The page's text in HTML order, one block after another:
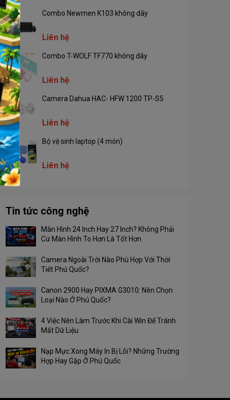
Combo Newmen K103 không dây
Liên hệ
Combo T-WOLF TF770 không dây
Liên hệ
Camera Dahua HAC- HFW 1200 TP-S5
Liên hệ
Bộ vệ sinh laptop (4 món)
Liên hệ
Tin tức công nghệ
Màn Hình 24 Inch Hay 27 Inch? Không Phải
Cứ Màn Hình To Hơn Là Tốt Hơn
Camera Ngoài Trời Nào Phù Hợp Với Thời
Tiết Phú Quốc?
Canon 2900 Hay PIXMA G3010: Nên Chọn
Loại Nào Ở Phú Quốc?
4 Việc Nên Làm Trước Khi Cài Win Để Tránh
Mất Dữ Liệu
Nạp Mực Xong Máy In Bị Lỗi? Những Trường
Hợp Hay Gặp Ở Phú Quốc